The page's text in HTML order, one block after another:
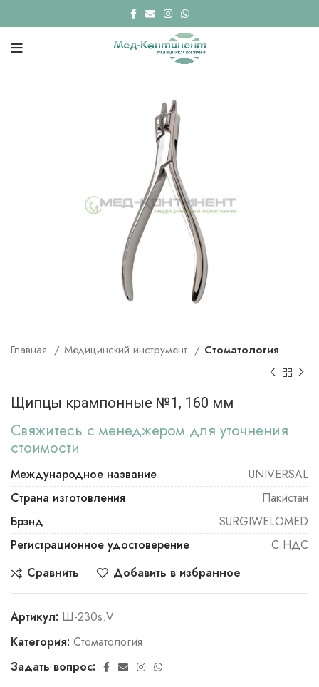
Главная Медицинский инструмент Стоматология
Щипцы крампонные №1, 160 мм
Свяжитесь с менеджером для уточнения
стоимости
Международное название
UNIVERSAL
Страна изготовления
Пакистан
Брэнд
SURGIWELOMED
Регистрационное удостоверение
С НДС
Сравнить
Добавить в избранное
Артикул: Щ-230s.V
Категория: Стоматология
Задать вопрос: